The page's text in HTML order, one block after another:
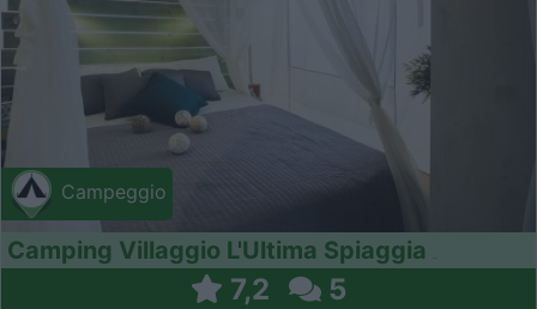
Campeggio
Camping Villaggio L'Ultima Spiaggia
7,2 5